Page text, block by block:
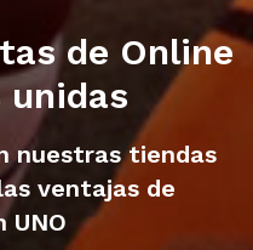
de Online
unidas
nuestras tiendas
ventajas de
UNO